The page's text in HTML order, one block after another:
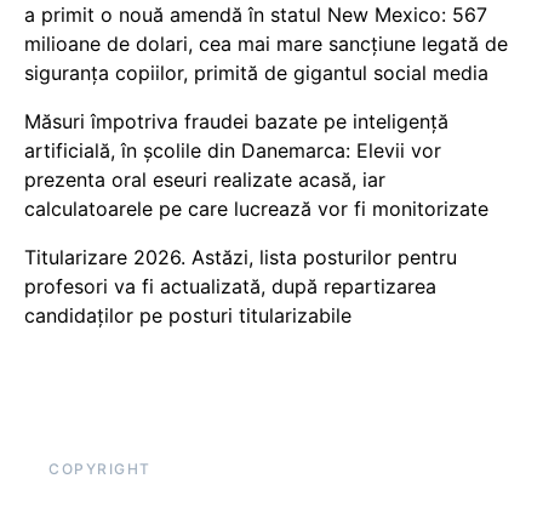
a primit o nouă amendă în statul New Mexico: 567
milioane de dolari, cea mai mare sancțiune legată de
siguranța copiilor, primită de gigantul social media
Măsuri împotriva fraudei bazate pe inteligență
artificială, în școlile din Danemarca: Elevii vor
prezenta oral eseuri realizate acasă, iar
calculatoarele pe care lucrează vor fi monitorizate
Titularizare 2026. Astăzi, lista posturilor pentru
profesori va fi actualizată, după repartizarea
candidaților pe posturi titularizabile
COPYRIGHT